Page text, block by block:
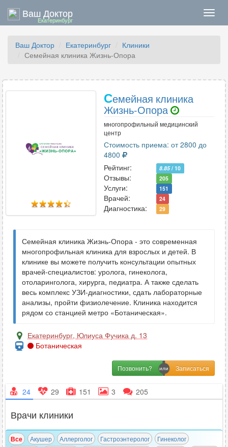
Ваш Доктор
Екатеринбург
Ваш Доктор Екатеринбург
Клиники
Семейная клиника Жизнь-Опора
Семейная клиника
Жизнь-Опора
многопрофильный медицинский
центр
Стоимость приема: от 2800 до
4800
Рейтинг:
8.85/ 10
Отзывы: 205
Услуги: 151
Врачей: 24
Диагностика: 29
Семейная клиника Жизнь-Опора - это современная
многопрофильная клиника для взрослых и детей. В
клинике вы можете получить консультации опытных
врачей-специалистов: уролога, гинеколога,
отоларинголога, хирурга, педиатра. А также сделать
весь комплекс УЗИ-диагностики, сдать лабораторные
анализы, пройти физиолечение. Клиника находится
рядом со станцией метро «Ботаническая».
Екатеринбург, Юлиуса Фучика д. 13
Ботаническая
Позвонить?
24 29 151 3 205
Врачи клиники
Все Акушер Аллерголог Гастроэнтеролог
Гинеколог